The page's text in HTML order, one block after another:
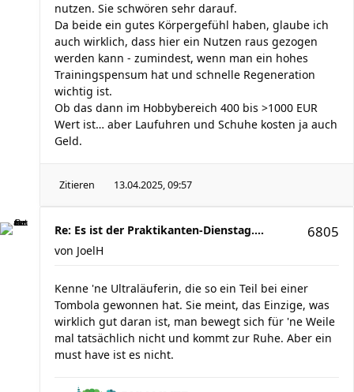
nutzen. Sie schwören sehr darauf.
Da beide ein gutes Körpergefühl haben, glaube ich
auch wirklich, dass hier ein Nutzen raus gezogen
werden kann - zumindest, wenn man ein hohes
Trainingspensum hat und schnelle Regeneration
wichtig ist.
Ob das dann im Hobbybereich 400 bis >1000 EUR
Wert ist… aber Laufuhren und Schuhe kosten ja auch
Geld.
Zitieren 13.04.2025, 09:57
Re: Es ist der Praktikanten-Dienstag.... 6805
von JoelH
Kenne 'ne Ultraläuferin, die so ein Teil bei einer
Tombola gewonnen hat. Sie meint, das Einzige, was
wirklich gut daran ist, man bewegt sich für 'ne Weile
mal tatsächlich nicht und kommt zur Ruhe. Aber ein
must have ist es nicht.